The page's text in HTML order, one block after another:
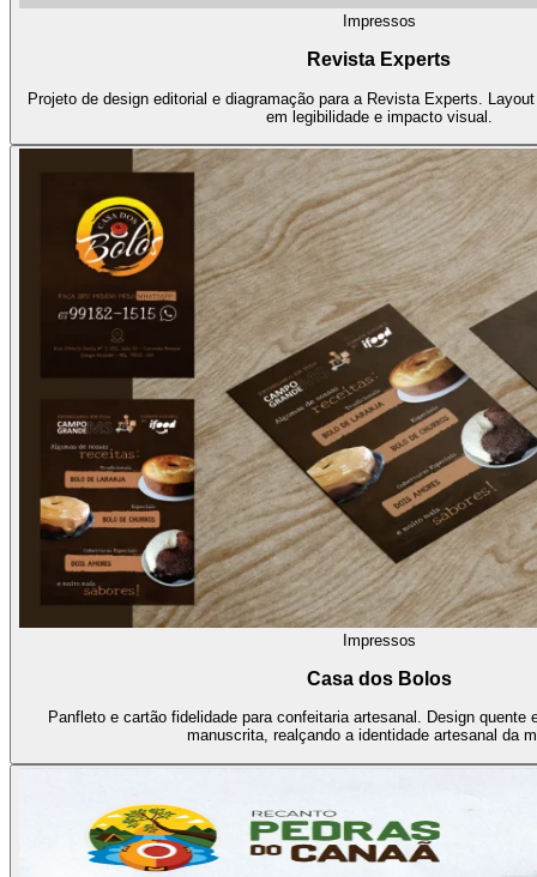
Impressos
Revista Experts
Projeto de design editorial e diagramação para a Revista Experts.
em legibilidade e impacto visual.
Impressos
Casa dos Bolos
Panfleto e cartão fidelidade para confeitaria artesanal. Design quente
manuscrita, realçando a identidade artesanal da